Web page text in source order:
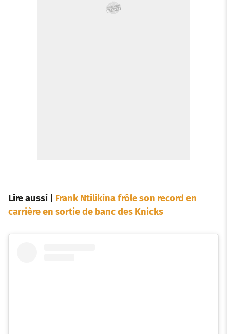
Lire aussi
Frank Ntilikina frôle son record en
carrière en sortie de banc des Knicks